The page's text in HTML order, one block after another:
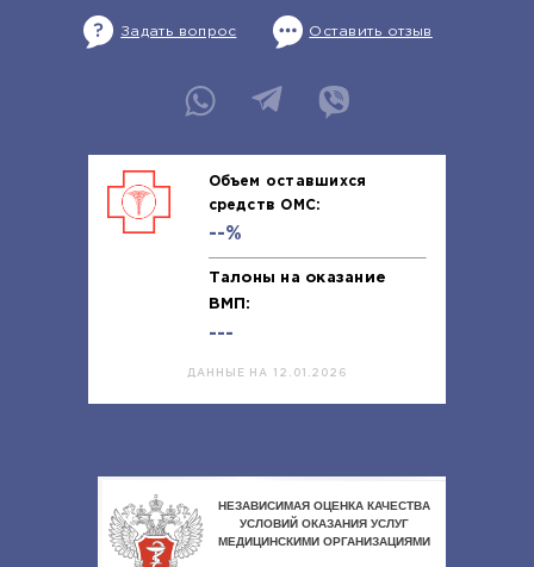
Задать вопрос Оставить отзыв
Объем оставшихся
средств ОМС:
--%
Талоны на оказание
ВМП:
---
ДАННЫЕ НА 12.01.2026